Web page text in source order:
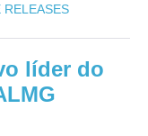
RELEASES
líder do